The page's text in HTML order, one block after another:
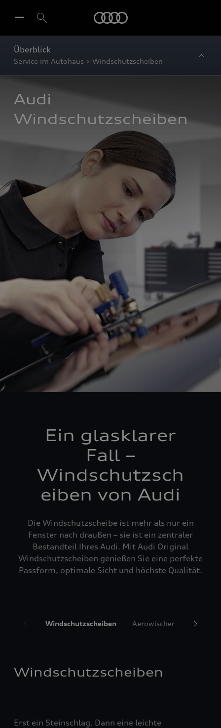
Überblick
Service im Autohaus > Windschutzscheiben
Audi
Windschutzscheiben
Ein glasklarer
Fall –
Windschutzsch
eiben von Audi
Die Windschutzscheibe ist mehr als nur ein
Fenster nach draußen – sie ist ein zentraler
Bestandteil Ihres Audi. Mit Audi Original
Windschutzscheiben genießen Sie eine perfekte
Passform, optimale Sicht und höchste Qualität.
Windschutzscheiben Aerowischer
Windschutzscheiben
Erst ein Steinschlag. Dann eine leichte